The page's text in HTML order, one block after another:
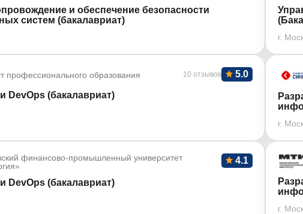
и обеспечение безопасности
систем (бакалавриат)
г.
профессионального образования 10 отзывов 5.0
DevOps (бакалавриат)
г.
финансово-промышленный университет
4.1
DevOps (бакалавриат)
г.